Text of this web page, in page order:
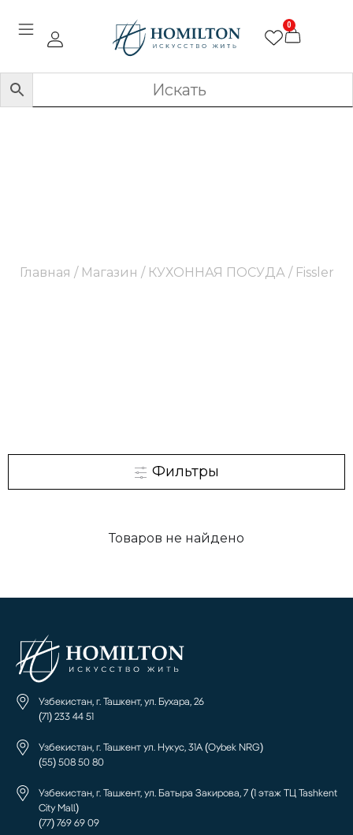
0
Главная / Магазин / КУХОННАЯ ПОСУДА/ Fissler
Фильтры
Товаров не найдено
Узбекистан, г. Ташкент, ул. Бухара, 26
(71) 233 44 51
Узбекистан, г. Ташкент ул. Нукус, 31А (Oybek NRG)
(55) 508 50 80
Узбекистан, г. Ташкент, ул. Батыра Закирова, 7 (1 этаж ТЦ Tashkent
City Mall)
(77) 769 69 09